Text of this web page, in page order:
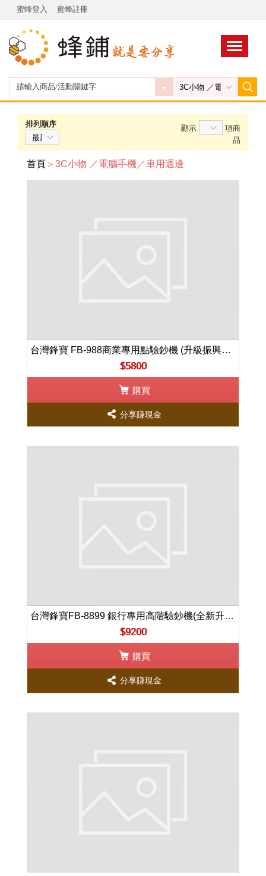
蜜蜂登入 蜜蜂註冊
排列順序 顯示
項商
品
首頁 ＞3C小物 ／電腦手機／車用週邊
台灣鋒寶 FB-988商業專用點驗鈔機 (升級振興卷檢驗功能)
$5800
購買
分享賺現金
台灣鋒寶FB-8899 銀行專用高階驗鈔機(全新升級振興卷檢驗功能)
$9200
購買
分享賺現金